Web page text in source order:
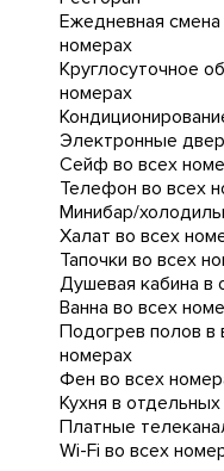
Ежедневная cмена
номерах
Круглосуточное
номерах
Электронные
Сейф во всех
Телефон во всех
Минибар/
Халат во всех
Тапочки во всех
Душевая кабина в
Ванна во всех
Подогрев полов в
номерах
Фен во всех
Кухня в
Платные
Wi-Fi во всех